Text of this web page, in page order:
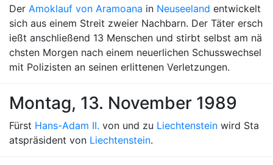
Der Amoklauf von Aramoana in Neuseeland entwickelt
sich aus einem Streit zweier Nachbarn. Der Täter ersch
ießt anschließend 13 Menschen und stirbt selbst am nä
chsten Morgen nach einem neuerlichen Schusswechsel
mit Polizisten an seinen erlittenen Verletzungen.
Montag, 13. November 1989
Fürst Hans-Adam II. von und zu Liechtenstein wird Sta
atspräsident von Liechtenstein.